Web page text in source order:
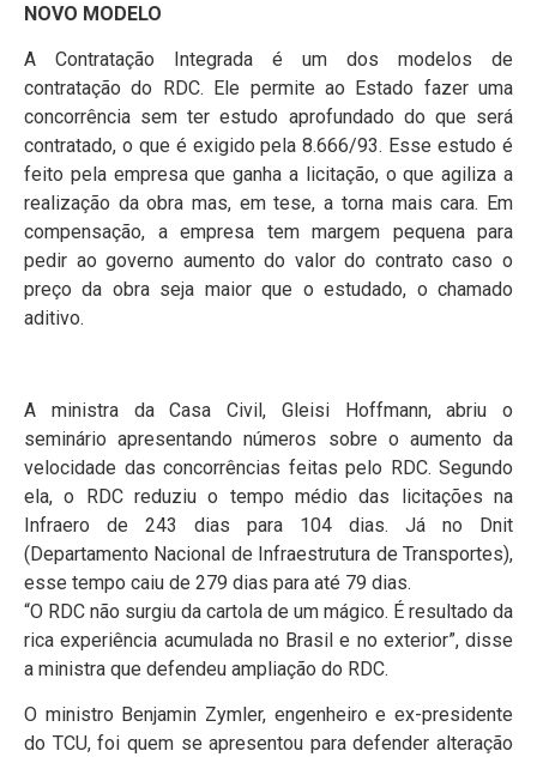
NOVO MODELO
A Contratação Integrada é um dos modelos de
contratação do RDC. Ele permite ao Estado fazer uma
concorrência sem ter estudo aprofundado do que será
contratado, o que é exigido pela 8.666/93. Esse estudo é
feito pela empresa que ganha a licitação, o que agiliza a
realização da obra mas, em tese, a torna mais cara. Em
compensação, a empresa tem margem pequena para
pedir ao governo aumento do valor do contrato caso o
preço da obra seja maior que o estudado, o chamado
aditivo.
A ministra da Casa Civil, Gleisi Hoffmann, abriu o
seminário apresentando números sobre o aumento da
velocidade das concorrências feitas pelo RDC. Segundo
ela, o RDC reduziu o tempo médio das licitações na
Infraero de 243 dias para 104 dias. Já no Dnit
(Departamento Nacional de Infraestrutura de Transportes),
esse tempo caiu de 279 dias para até 79 dias.
“O RDC não surgiu da cartola de um mágico. É resultado da
rica experiência acumulada no Brasil e no exterior”, disse
a ministra que defendeu ampliação do RDC.
O ministro Benjamin Zymler, engenheiro e ex-presidente
do TCU, foi quem se apresentou para defender alteração